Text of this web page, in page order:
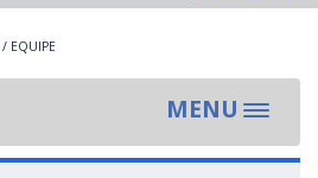
/ EQUIPE
MENU
Toggle